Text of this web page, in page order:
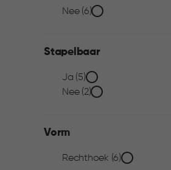
Transparant
filter
Nee (6)
Stapelbaar
Stapelbaar
Ja (5)
Nee (2)
Vorm
Vorm
Rechthoek (6)